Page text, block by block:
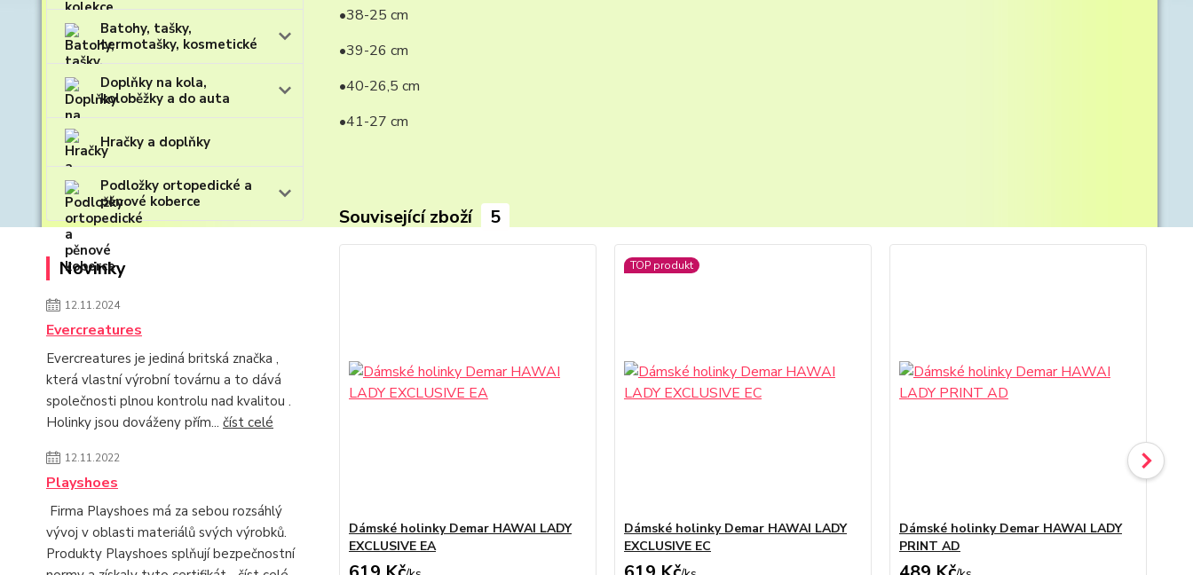
Batohy, tašky,
termotašky, kosmetické
Doplňky na kola,
koloběžky a do auta
Hračky a doplňky
Podložky ortopedické a
pěnové koberce
Novinky
12.11.2024
Evercreatures
Evercreatures je jediná britská značka ,
která vlastní výrobní továrnu a to dává
společnosti plnou kontrolu nad kvalitou .
Holinky jsou dováženy přím... číst celé
12.11.2022
Playshoes
Firma Playshoes má za sebou rozsáhlý
vývoj v oblasti materiálů svých výrobků.
Produkty Playshoes splňují bezpečnostní
•38-25 cm
•39-26 cm
•40-26,5 cm
•41-27 cm
Související zboží 5
Dámské holinky Demar HAWAI LADY
EXCLUSIVE EA
TOP produkt
Dámské holinky Demar HAWAI LADY
EXCLUSIVE EC
Dámské holinky Demar HAWAI LADY
PRINT AD